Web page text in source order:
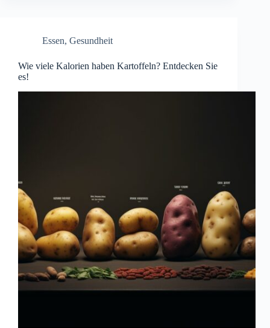
Essen, Gesundheit
Wie viele Kalorien haben Kartoffeln? Entdecken Sie
es!